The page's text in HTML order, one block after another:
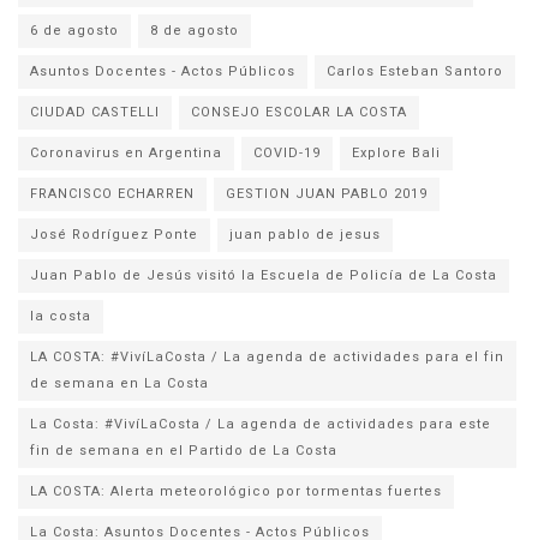
6 de agosto
8 de agosto
Asuntos Docentes - Actos Públicos
Carlos Esteban Santoro
CIUDAD CASTELLI
CONSEJO ESCOLAR LA COSTA
Coronavirus en Argentina
COVID-19
Explore Bali
FRANCISCO ECHARREN
GESTION JUAN PABLO 2019
José Rodríguez Ponte
juan pablo de jesus
la costa
LA COSTA: #VivíLaCosta / La agenda de actividades para el fin
de semana en La Costa
La Costa: #VivíLaCosta / La agenda de actividades para este
fin de semana en el Partido de La Costa
LA COSTA: Alerta meteorológico por tormentas fuertes
La Costa: Asuntos Docentes - Actos Públicos